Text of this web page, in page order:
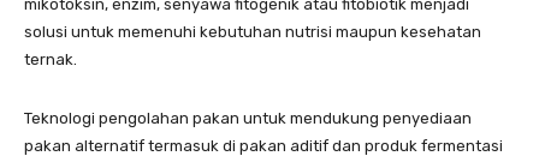
mikotoksin, enzim, senyawa fitogenik atau fitobiotik menjadi
solusi untuk memenuhi kebutuhan nutrisi maupun kesehatan
ternak.
Teknologi pengolahan pakan untuk mendukung penyediaan
pakan alternatif termasuk di pakan aditif dan produk fermentasi